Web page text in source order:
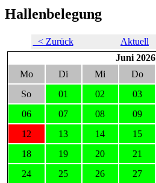
Hallenbelegung
< Zurück Aktuell
Juni 2026
Mo
Di Mi Do
So
01 02 03
06
07 08 09
12
13 14 15
18
19 20 21
24
25 26 27